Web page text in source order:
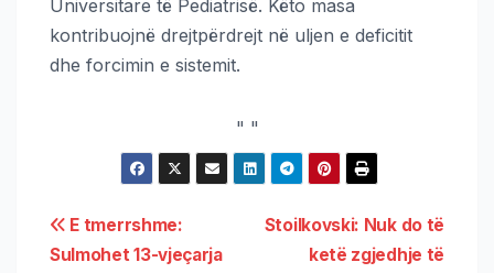
Universitare të Pediatrisë. Këto masa
kontribuojnë drejtpërdrejt në uljen e deficitit
dhe forcimin e sistemit.
" "
Stoilkovski: Nuk do të
ketë zgjedhje të
E tmerrshme:
Sulmohet 13-vjeçarja